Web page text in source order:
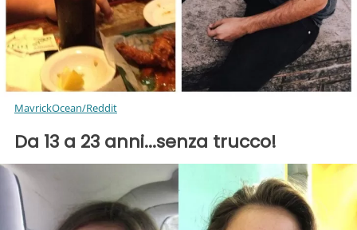
MavrickOcean/Reddit
Da 13 a 23 anni...senza trucco!